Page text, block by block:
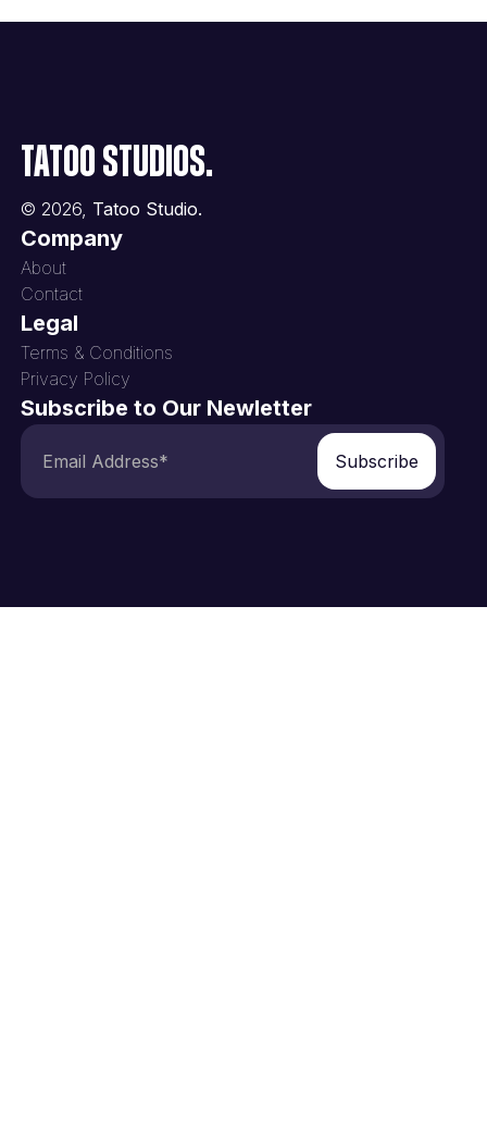
Tatoo Studios.
© 2026, Tatoo Studio.
Company
About
Contact
Legal
Terms & Conditions
Privacy Policy
Subscribe to Our Newletter
Subscribe